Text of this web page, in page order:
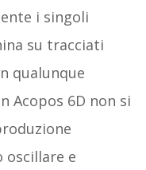
i singoli
su tracciati
qualunque
Acopos 6D non si
oscillare e